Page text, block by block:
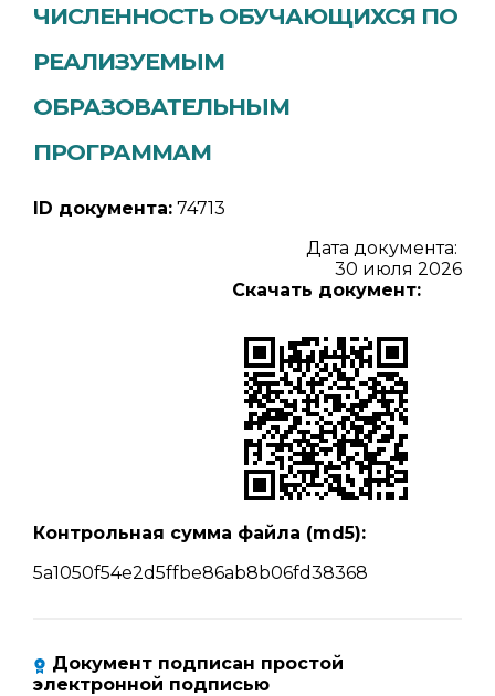
ЧИСЛЕННОСТЬ ОБУЧАЮЩИХСЯ ПО
РЕАЛИЗУЕМЫМ
ОБРАЗОВАТЕЛЬНЫМ
ПРОГРАММАМ
ID документа: 74713
Дата документа:
30 июля 2026
Скачать документ:
Контрольная сумма файла (md5):
5a1050f54e2d5ffbe86ab8b06fd38368
Документ подписан простой
электронной подписью